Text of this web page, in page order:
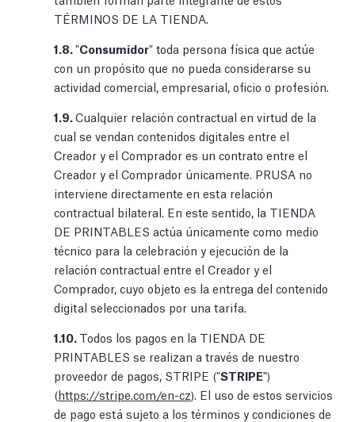
TÉRMINOS DE LA TIENDA.
1.8."Consumidor" toda persona física que actúe
con un propósito que no pueda considerarse su
actividad comercial, empresarial, oficio o profesión.
1.9.Cualquier relación contractual en virtud de la
cual se vendan contenidos digitales entre el
Creador y el Comprador es un contrato entre el
Creador y el Comprador únicamente. PRUSA no
interviene directamente en esta relación
contractual bilateral. En este sentido, la TIENDA
DE PRINTABLES actúa únicamente como medio
técnico para la celebración y ejecución de la
relación contractual entre el Creador y el
Comprador, cuyo objeto es la entrega del contenido
digital seleccionados por una tarifa.
1.10. Todos los pagos en la TIENDA DE
PRINTABLES se realizan a través de nuestro
proveedor de pagos, STRIPE ("STRIPE")
(https://stripe.com/en-cz). El uso de estos servicios
de pago está sujeto a los términos y condiciones de